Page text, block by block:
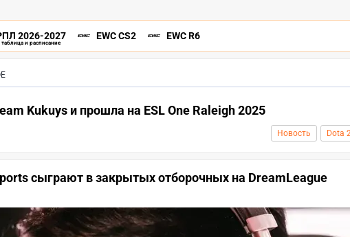
2026-2027
таблица и расписание
EWC CS2 EWC R6
Kukuys и прошла на ESL One Raleigh 2025
Новость Dota
сыграют в закрытых отборочных на DreamLeague